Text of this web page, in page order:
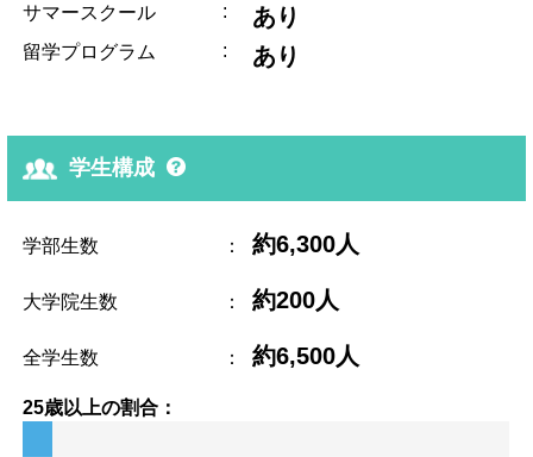
サマースクール : あり
留学プログラム : あり
学生構成
学部生数 ： 約6,300人
大学院生数 ： 約200人
全学生数 ： 約6,500人
25歳以上の割合：